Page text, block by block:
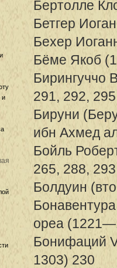
и
Бертолле
Бетгер
Бехер
Бёме Якоб
Бирингуччо
291, 292, 295
Бируни
ибн Ахмед
Бойль
265, 288,
Болдуин
ореа
Бонифаций
1303) 230